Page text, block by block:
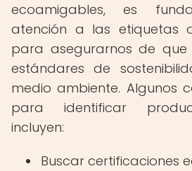
ecoamigables, es
atención a las etiquetas
para asegurarnos de que
estándares de
medio ambiente. Algunos
para identificar
incluyen:
Buscar certificaciones